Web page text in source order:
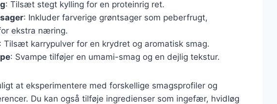
: Tilsæt stegt kylling for en proteinrig ret.
: Inkluder farverige grøntsager som peberfrugt,
ekstra næring.
: Tilsæt karrypulver for en krydret og aromatisk smag.
: Svampe tilføjer en umami-smag og en dejlig tekstur.
at eksperimentere med forskellige smagsprofiler og
Du kan også tilføje ingredienser som ingefær, hvidløg